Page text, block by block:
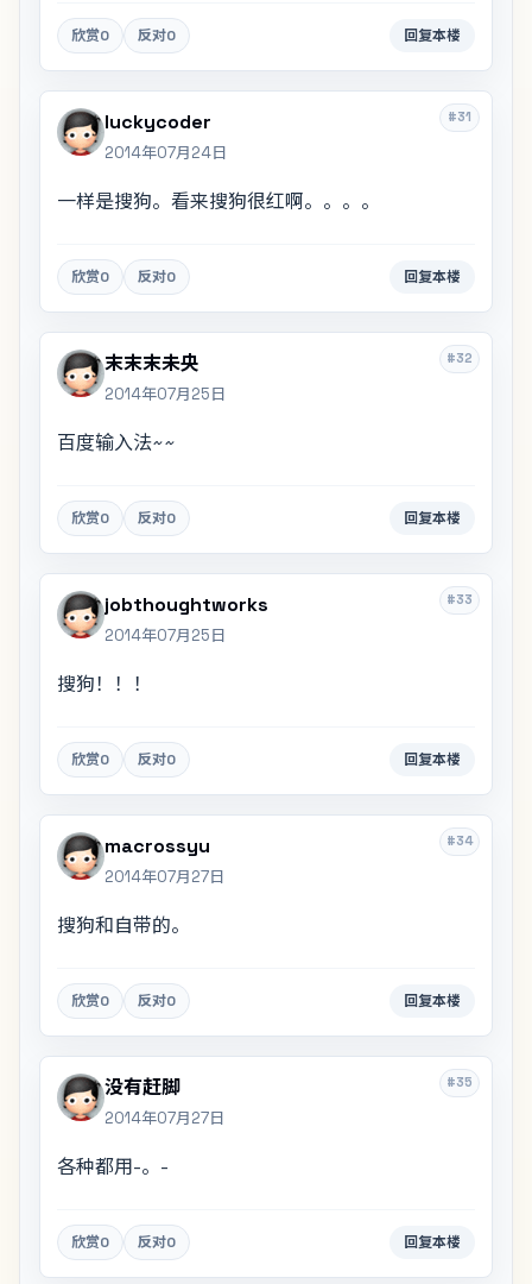
欣赏0 反对0 回复本楼
#31
luckycoder
2014年07月24日
一样是搜狗。看来搜狗很红啊。。。。
欣赏0 反对0 回复本楼
#32
末末末未央
2014年07月25日
百度输入法~~
欣赏0 反对0 回复本楼
#33
jobthoughtworks
2014年07月25日
搜狗！！！
欣赏0 反对0 回复本楼
#34
macrossyu
2014年07月27日
搜狗和自带的。
欣赏0 反对0 回复本楼
#35
没有赶脚
2014年07月27日
各种都用-。-
欣赏0 反对0 回复本楼